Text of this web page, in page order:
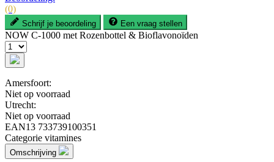
(0)
Schrijf je beoordeling Een vraag stellen
NOW C-1000 met Rozenbottel & Bioflavonoïden
Amersfoort:
Niet op voorraad
Utrecht:
Niet op voorraad
EAN13 733739100351
Categorie vitamines
Omschrijving